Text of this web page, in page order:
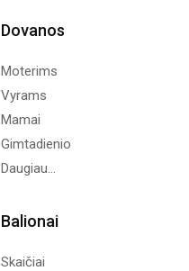
Dovanos
Moterims
Vyrams
Mamai
Gimtadienio
Daugiau...
Balionai
Skaičiai